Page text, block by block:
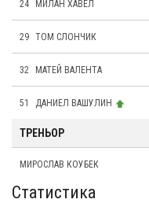
24 МИЛАН ХАВЕЛ
29 ТОМ СЛОНЧИК
32 МАТЕЙ ВАЛЕНТА
51 ДАНИЕЛ ВАШУЛИН
ТРЕНЬОР
МИРОСЛАВ КОУБЕК
Статистика